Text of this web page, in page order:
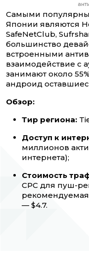
Самыми
Японии являются
SafeNetClub,
большинство
встроенными
взаимодействие с
занимают около
андроид
Обзор:
Тир региона:
Доступ к
миллионов
интернета);
Стоимость
CPC для пуш-
— $4.7.